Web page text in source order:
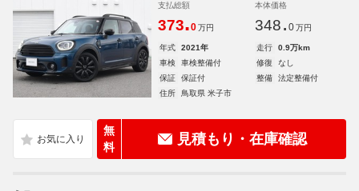
支払総額
373.0 万円
本体価格
348. 0 万円
年式 2021年 走行
0.9万km
車検
車検整備付 修復
なし
保証
保証付 整備
法定整備付
住所
鳥取県 米子市
無
料
見積もり・在庫確認